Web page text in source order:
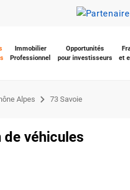
Immobilier
Professionnel
Opportunités
pour investisseurs
et
Alpes 73 Savoie
véhicules